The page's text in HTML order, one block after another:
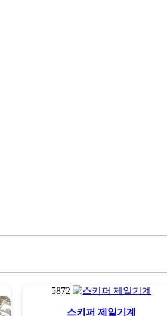
5872
스키퍼 제일기계